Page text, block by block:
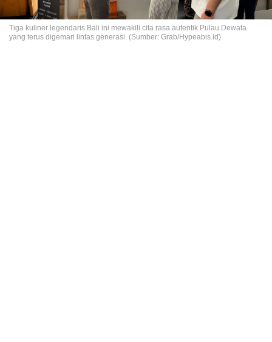
Tiga kuliner legendaris Bali ini mewakili cita rasa autentik Pulau Dewata
yang terus digemari lintas generasi. (Sumber: Grab/Hypeabis.id)